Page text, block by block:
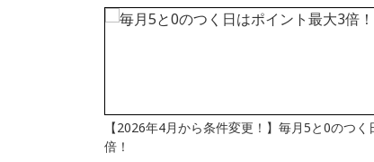
【2026年4月から条件変更！】毎月5と0のつ
倍！